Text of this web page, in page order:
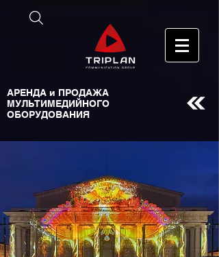
АРЕНДА и ПРОДАЖА
МУЛЬТИМЕДИЙНОГО
ОБОРУДОВАНИЯ